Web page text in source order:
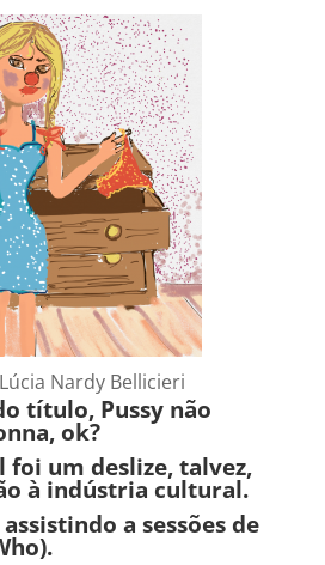
Nardy Bellicieri
título, Pussy não
ok?
foi um deslize, talvez,
à indústria cultural.
a sessões de